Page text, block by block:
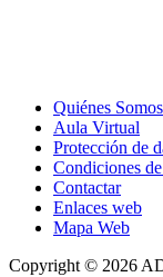
Quiénes Somos
Aula Virtual
Protección de
Condiciones
Contactar
Enlaces web
Mapa Web
Copyright © 2026